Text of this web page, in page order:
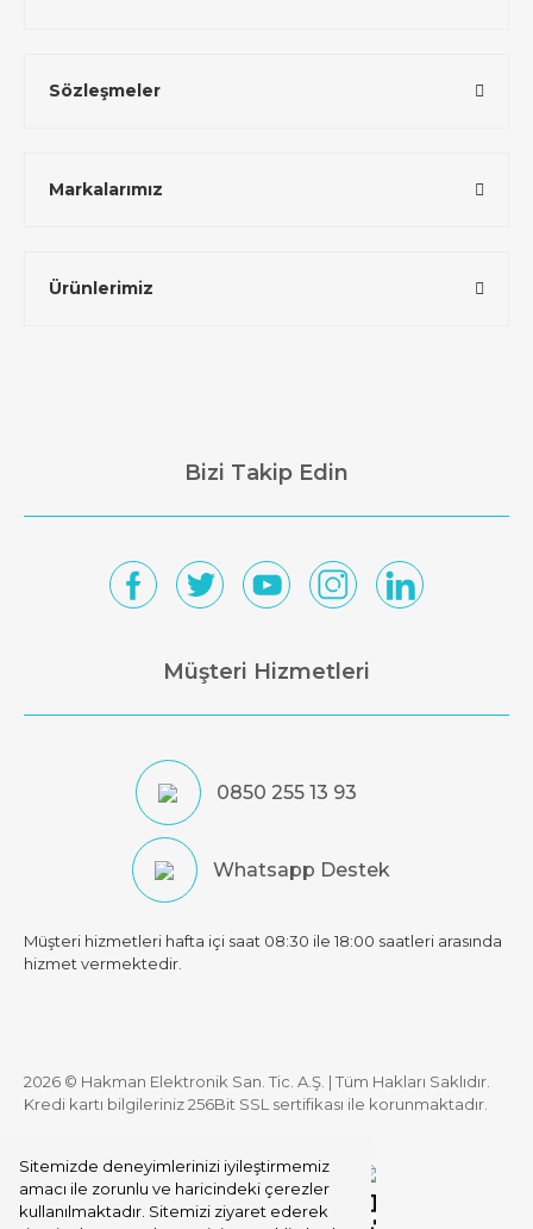
Sitemizde deneyimlerinizi iyileştirmemiz
amacı ile zorunlu ve haricindeki çerezler
kullanılmaktadır. Sitemizi ziyaret ederek
Sözleşmeler
Markalarımız
Ürünlerimiz
Bizi Takip Edin
Müşteri Hizmetleri
0850 255 13 93
Whatsapp Destek
Müşteri hizmetleri hafta içi saat 08:30 ile 18:00 saatleri arasında
hizmet vermektedir.
2026 © Hakman Elektronik San. Tic. A.Ş. | Tüm Hakları Saklıdır.
Kredi kartı bilgileriniz 256Bit SSL sertifikası ile korunmaktadır.